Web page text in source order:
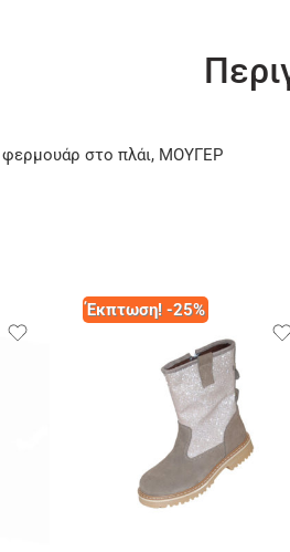
στο πλάι, ΜΟΥΓΕΡ
Έκπτωση! -25%